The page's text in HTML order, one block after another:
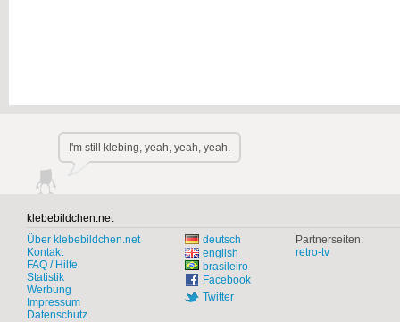
I'm still klebing, yeah, yeah, yeah.
klebebildchen.net
Über klebebildchen.net
Kontakt
FAQ / Hilfe
Statistik
Werbung
Impressum
Datenschutz
deutsch
english
brasileiro
Facebook
Twitter
Partnerseiten:
retro-tv